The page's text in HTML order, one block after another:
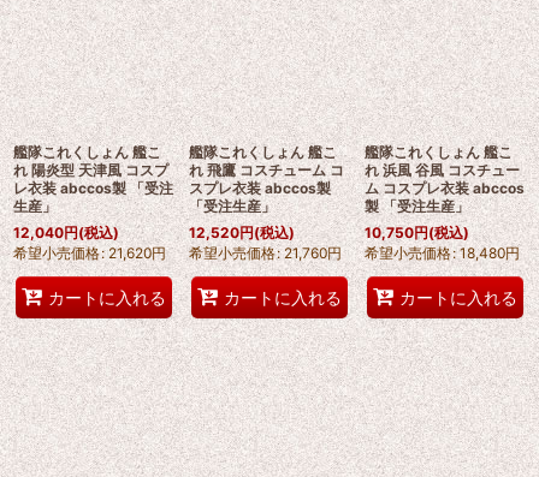
艦隊これくしょん 艦こ
れ 陽炎型 天津風 コスプ
レ衣装 abccos製 「受注
生産」
12,040円(税込)
希望小売価格: 21,620円
カートに入れる
艦隊これくしょん 艦こ
れ 飛鷹 コスチューム コ
スプレ衣装 abccos製
「受注生産」
12,520円(税込)
希望小売価格: 21,760円
カートに入れる
艦隊これくしょん 艦こ
れ 浜風 谷風 コスチュー
ム コスプレ衣装 abccos
製 「受注生産」
10,750円(税込)
希望小売価格: 18,480円
カートに入れる